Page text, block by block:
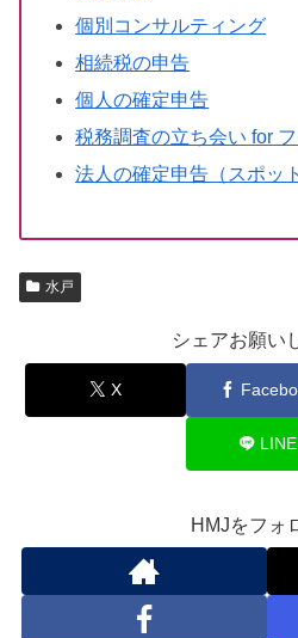
個別コンサルティング
相続税の申告
個人の確定申告
税務調査の立ち会い for
法人の確定申告（スポッ
水戸
シェアお願い
X
LINE
HMJをフォ